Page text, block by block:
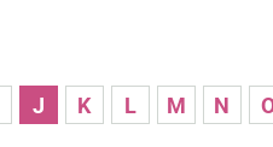
J K L M N